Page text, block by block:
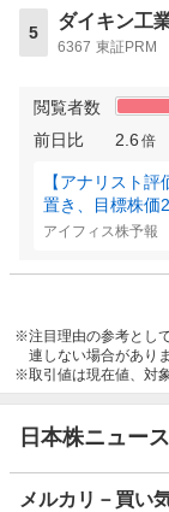
5
ダイキン工
6367 東証PRM
閲覧者数
前日比
2.6 倍
【アナリスト
置き、目標株価
アイフィス株予報
注目理由の参考とし
連しない場合がありま
取引値は現在値、対
日本株ニュース
メルカリ－買い